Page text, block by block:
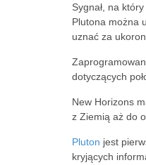
Sygnał, na
Plutona można
uznać za
dotyczących
New Horizons
z Ziemią aż do
Pluton jest
kryjących